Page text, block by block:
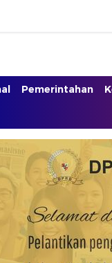
Pemerintahan